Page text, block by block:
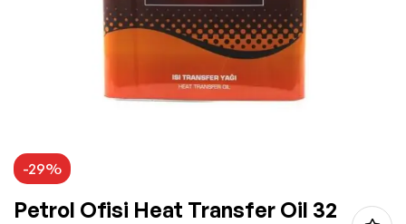
-29%
Petrol Ofisi Heat Transfer Oil 32